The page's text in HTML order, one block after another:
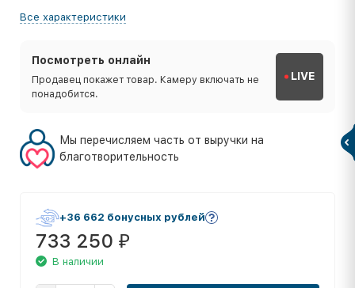
Все характеристики
Посмотреть онлайн
Продавец покажет товар. Камеру включать не
понадобится.
LIVE
Мы перечисляем часть от выручки на
благотворительность
+36 662 бонусных рублей
733 250 ₽
В наличии